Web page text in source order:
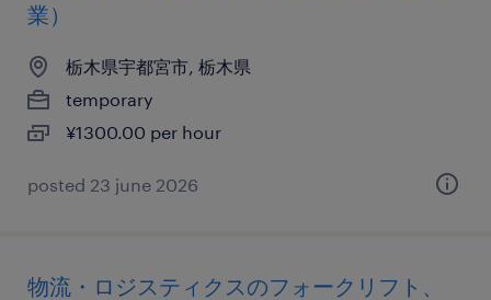
業）
栃木県宇都宮市, 栃木県
temporary
¥1300.00 per hour
posted 23 june 2026
物流・ロジスティクスのフォークリフト、